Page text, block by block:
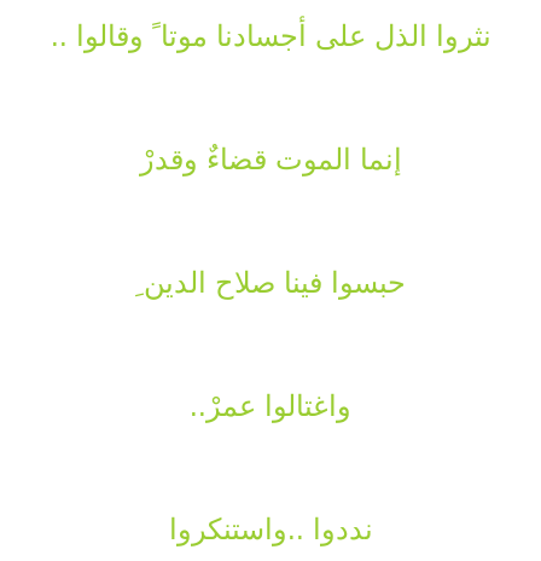
نثروا الذل على أجسادنا موتا ً وقالوا ..
إنما الموت قضاءٌ وقدرْ
حبسوا فينا صلاح الدين ِ
واغتالوا عمرْ..
نددوا ..واستنكروا